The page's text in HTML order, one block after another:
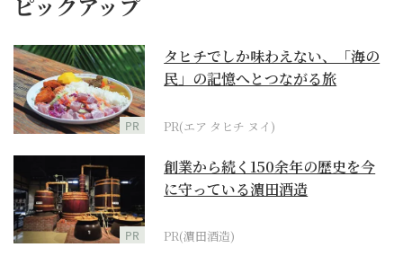
PR
タヒチでしか味わえない、「海の
民」の記憶へとつながる旅
PR(エア タヒチ ヌイ)
PR
創業から続く150余年の歴史を今
に守っている濵田酒造
PR(濵田酒造)